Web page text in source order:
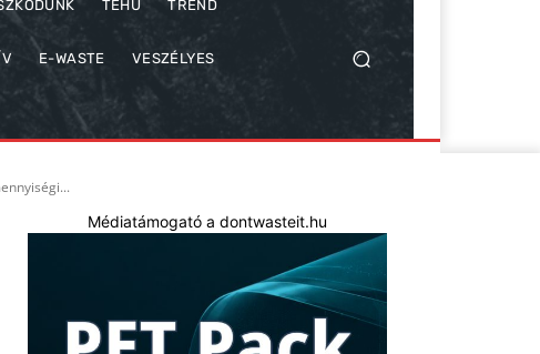
TEHU TREND
E-WASTE VESZÉLYES
Médiatámogató a dontwasteit.hu